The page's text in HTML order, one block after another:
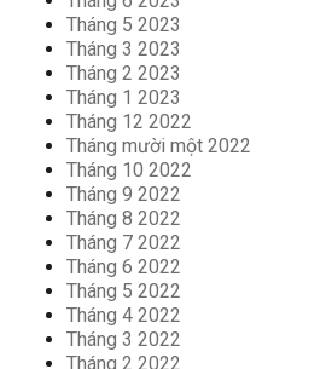
Tháng 5 2023
Tháng 3 2023
Tháng 2 2023
Tháng 1 2023
Tháng 12 2022
Tháng mười một 2022
Tháng 10 2022
Tháng 9 2022
Tháng 8 2022
Tháng 7 2022
Tháng 6 2022
Tháng 5 2022
Tháng 4 2022
Tháng 3 2022
Tháng 2 2022